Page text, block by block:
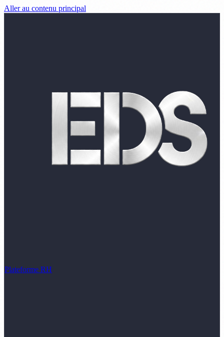
Aller au contenu principal
Plateforme RH